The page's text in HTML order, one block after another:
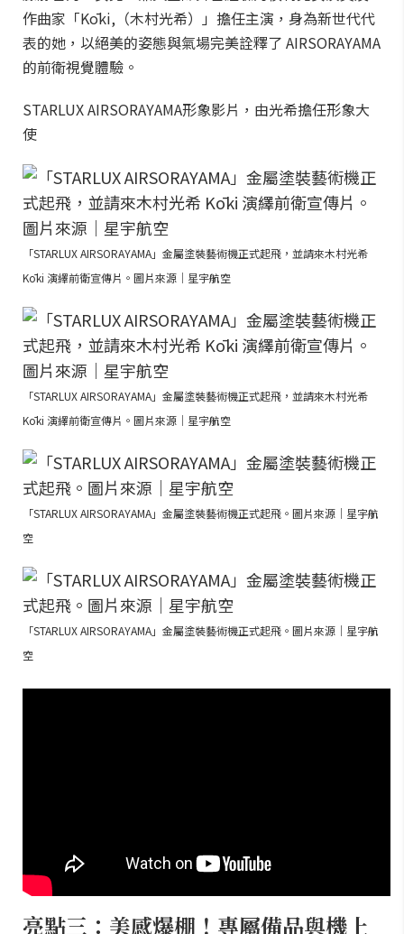
作曲家「Kōki,（木村光希）」擔任主演，身為新世代代
表的她，以絕美的姿態與氣場完美詮釋了 AIRSORAYAMA
的前衛視覺體驗。
STARLUX AIRSORAYAMA形象影片，由光希擔任形象大
使
「STARLUX AIRSORAYAMA」金屬塗裝藝術機正式起飛，並請來木村光希
Kōki 演繹前衛宣傳片。圖片來源｜星宇航空
「STARLUX AIRSORAYAMA」金屬塗裝藝術機正式起飛，並請來木村光希
Kōki 演繹前衛宣傳片。圖片來源｜星宇航空
「STARLUX AIRSORAYAMA」金屬塗裝藝術機正式起飛。圖片來源｜星宇航
空
「STARLUX AIRSORAYAMA」金屬塗裝藝術機正式起飛。圖片來源｜星宇航
空
亮點三：美感爆棚！專屬備品與機上